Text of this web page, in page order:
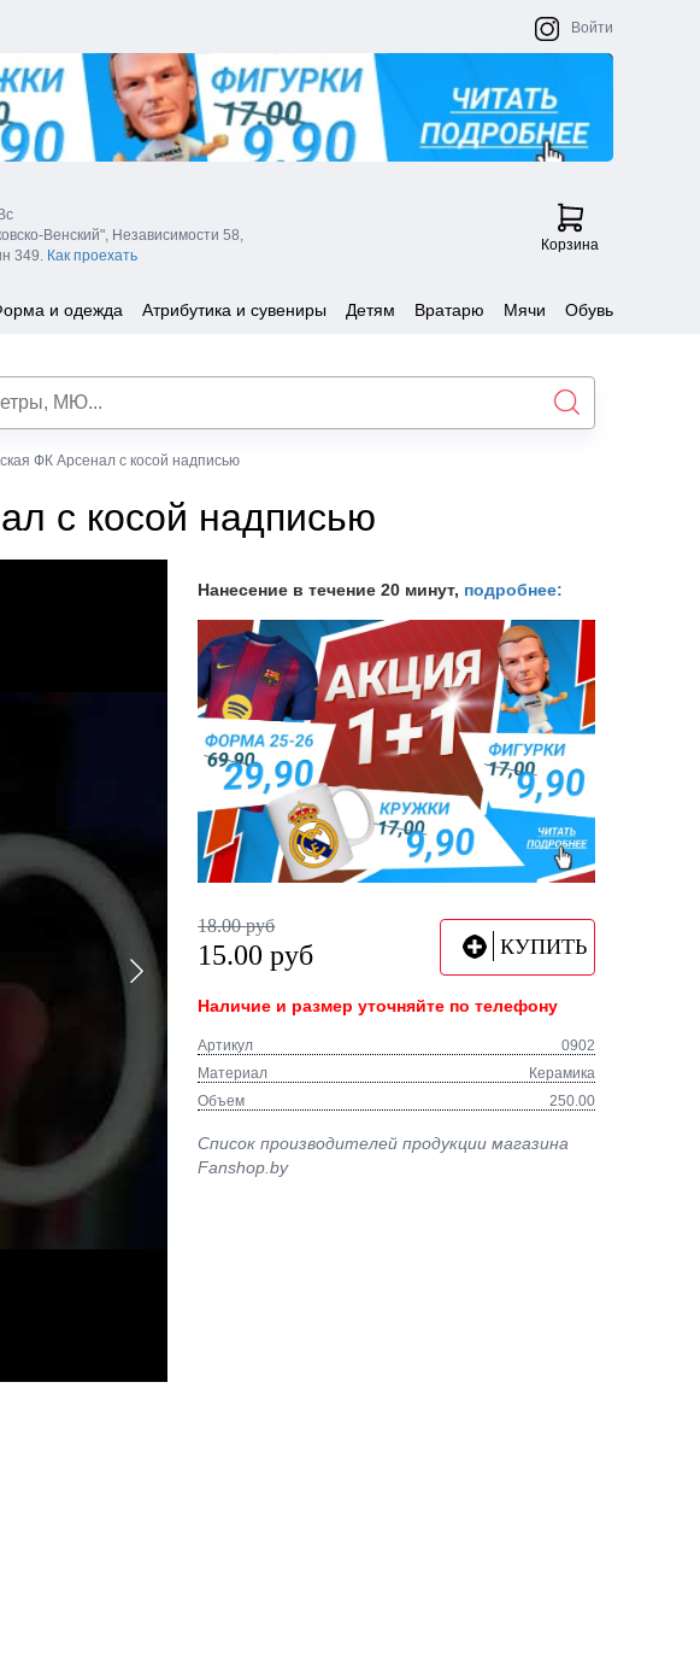
Войти
Венский", Независимости 58,
349. Как проехать
Корзина
и одежда Атрибутика и сувениры Детям Вратарю Мячи Обувь
ФК Арсенал с косой надписью
с косой надписью
Нанесение в течение 20 минут, подробнее:
18.00 руб
15.00 руб КУПИТЬ
Наличие и размер уточняйте по телефону
Артикул
0902
Материал
Керамика
Объем
250.00
Список производителей продукции магазина
Fanshop.by